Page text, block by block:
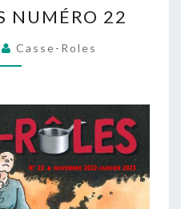
RÔLES
NUMÉRO
22
NUMÉRO 22
Casse-Roles